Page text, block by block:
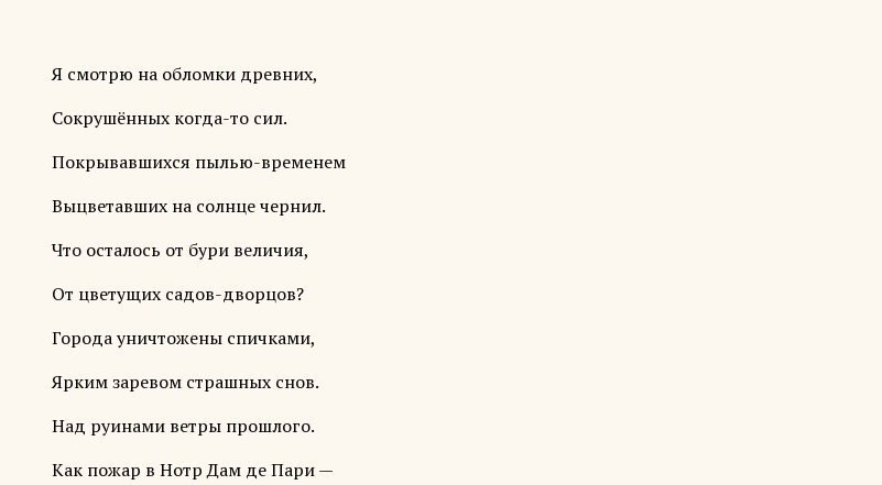
Я смотрю на обломки древних,
Сокрушённых когда-то сил.
Покрывавшихся пылью-временем
Выцветавших на солнце чернил.
Что осталось от бури величия,
От цветущих садов-дворцов?
Города уничтожены спичками,
Ярким заревом страшных снов.
Над руинами ветры прошлого.
Как пожар в Нотр Дам де Пари —